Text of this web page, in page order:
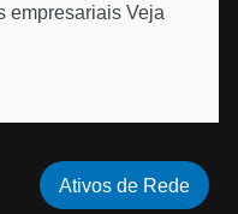
empresariais Veja
Ativos de Rede